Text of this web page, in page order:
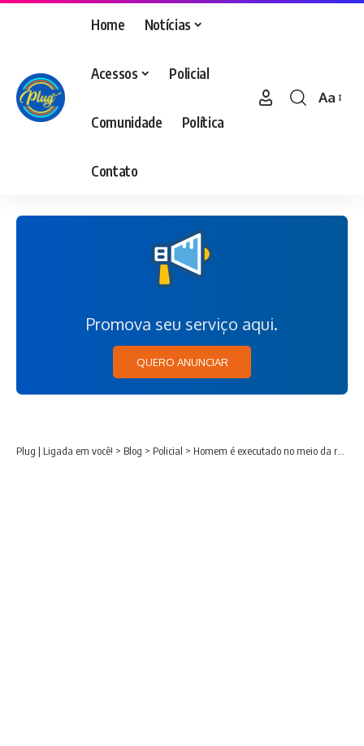
Home Notícias
Acessos Policial
Comunidade Política
Contato
Aa
Promova seu serviço aqui.
QUERO ANUNCIAR
Plug | Ligada em você! > Blog > Policial > Homem é executado no meio da rua na CIC em Curitiba